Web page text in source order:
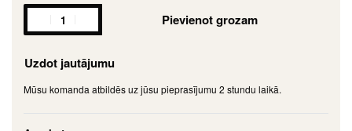
Pievienot grozam
Uzdot jautājumu
Mūsu komanda atbildēs uz jūsu pieprasījumu 2 stundu laikā.